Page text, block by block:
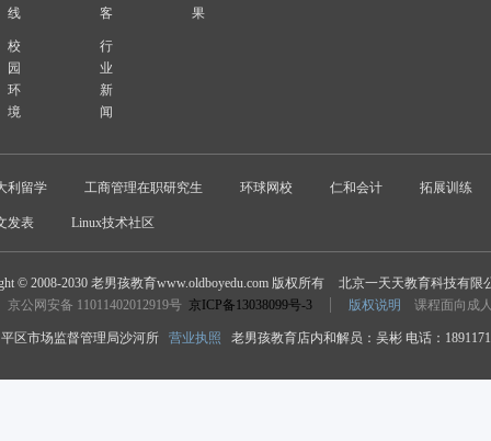
线
校
园
环
境
客
行
业
新
闻
果
利留学 工商管理在职研究生 环球网校 仁和会计 拓展训练
发表 Linux技术社区
© 2008-2030 老男孩教育www.oldboyedu.com 版权所有
北京一天天教育科技有限
京公网安备 11011402012919号 京ICP备13038099号-3 版权说明 课程面向成
区市场监督管理局沙河所 营业执照 老男孩教育店内和解员：吴彬 电话：